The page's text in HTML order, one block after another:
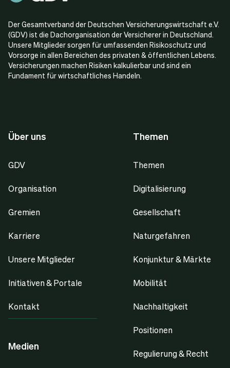
Der Gesamtverband der Deutschen Versicherungswirtschaft e.V.
(GDV) ist die Dachorganisation der Versicherer in Deutschland.
Unsere Mitglieder sorgen für umfassenden Risikoschutz und
Vorsorge in allen Bereichen des privaten & öffentlichen Lebens.
Versicherungen machen Risiken kalkulierbar und sind ein
Fundament für wirtschaftliches Handeln.
Über uns
GDV
Organisation
Gremien
Karriere
Unsere Mitglieder
Initiativen & Portale
Kontakt
Medien
Themen
Themen
Digitalisierung
Gesellschaft
Naturgefahren
Konjunktur & Märkte
Mobilität
Nachhaltigkeit
Positionen
Regulierung & Recht